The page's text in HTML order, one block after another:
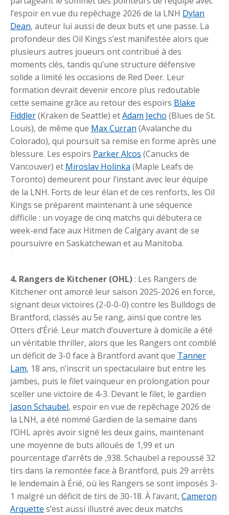
l’espoir en vue du repêchage 2026 de la LNH Dylan
Dean, auteur lui aussi de deux buts et une passe. La
profondeur des Oil Kings s’est manifestée alors que
plusieurs autres joueurs ont contribué à des
moments clés, tandis qu’une structure défensive
solide a limité les occasions de Red Deer. Leur
formation devrait devenir encore plus redoutable
cette semaine grâce au retour des espoirs Blake
Fiddler(Kraken de Seattle) etAdam Jecho (Blues de St.
Louis), de même que Max Curran (Avalanche du
Colorado), qui poursuit sa remise en forme après une
blessure. Les espoirs Parker Alcos (Canucks de
Vancouver) et Miroslav Holinka (Maple Leafs de
Toronto) demeurent pour l’instant avec leur équipe
de la LNH. Forts de leur élan et de ces renforts, les Oil
Kings se préparent maintenant à une séquence
difficile : un voyage de cinq matchs qui débutera ce
week-end face aux Hitmen de Calgary avant de se
poursuivre en Saskatchewan et au Manitoba.
4. Rangers de Kitchener (OHL): Les Rangers de
Kitchener ont amorcé leur saison 2025-2026 en force,
signant deux victoires (2-0-0-0) contre les Bulldogs de
Brantford, classés au 5e rang, ainsi que contre les
Otters d’Érié. Leur match d’ouverture à domicile a été
un véritable thriller, alors que les Rangers ont comblé
un déficit de 3-0 face à Brantford avant que Tanner
Lam, 18 ans, n’inscrit un spectaculaire but entre les
jambes, puis le filet vainqueur en prolongation pour
sceller une victoire de 4-3. Devant le filet, le gardien
Jason Schaubel, espoir en vue de repêchage 2026 de
la LNH, a été nommé Gardien de la semaine dans
l’OHL après avoir signé les deux gains, maintenant
une moyenne de buts alloués de 1,99 et un
pourcentage d’arrêts de ,938. Schaubel a repoussé 32
tirs dans la remontée face à Brantford, puis 29 arrêts
le lendemain à Érié, où les Rangers se sont imposés 3-
1 malgré un déficit de tirs de 30-18. À l’avant, Cameron
Arquette s’est aussi illustré avec deux matchs